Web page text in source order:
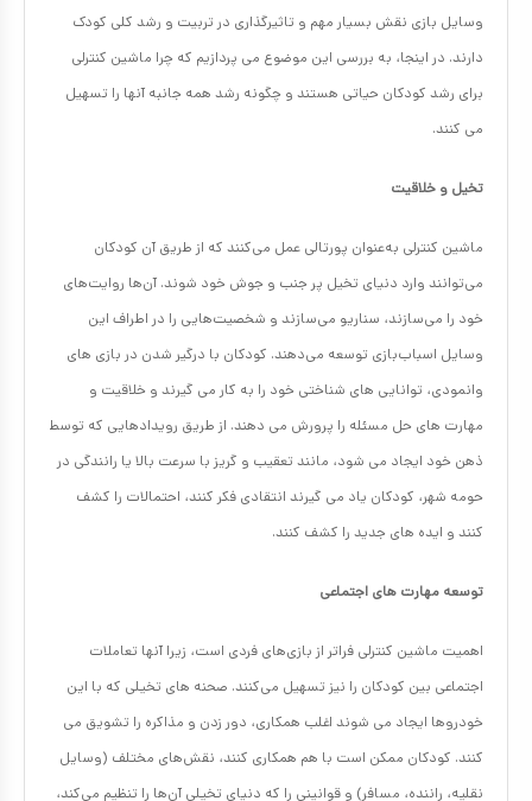
وسایل بازی نقش بسیار مهم و تاثیرگذاری در تربیت و رشد کلی کودک
دارند. در اینجا، به بررسی این موضوع می پردازیم که چرا ماشین کنترلی
برای رشد کودکان حیاتی هستند و چگونه رشد همه جانبه آنها را تسهیل
می کنند.
تخیل و خلاقیت
ماشین‌ کنترلی به‌عنوان پورتالی عمل می‌کنند که از طریق آن کودکان
می‌توانند وارد دنیای تخیل پر جنب و جوش خود شوند. آن‌ها روایت‌های
خود را می‌سازند، سناریو می‌سازند و شخصیت‌هایی را در اطراف این
وسایل اسباب‌بازی توسعه می‌دهند. کودکان با درگیر شدن در بازی های
وانمودی، توانایی های شناختی خود را به کار می گیرند و خلاقیت و
مهارت های حل مسئله را پرورش می دهند. از طریق رویدادهایی که توسط
ذهن خود ایجاد می شود، مانند تعقیب و گریز با سرعت بالا یا رانندگی در
حومه شهر، کودکان یاد می گیرند انتقادی فکر کنند، احتمالات را کشف
کنند و ایده های جدید را کشف کنند.
توسعه مهارت های اجتماعی
اهمیت ماشین‌ کنترلی فراتر از بازی‌های فردی است، زیرا آنها تعاملات
اجتماعی بین کودکان را نیز تسهیل می‌کنند. صحنه های تخیلی که با این
خودروها ایجاد می شوند اغلب همکاری، دور زدن و مذاکره را تشویق می
کنند. کودکان ممکن است با هم همکاری کنند، نقش‌های مختلف (وسایل
نقلیه، راننده، مسافر) و قوانینی را که دنیای تخیلی آن‌ها را تنظیم می‌کند،